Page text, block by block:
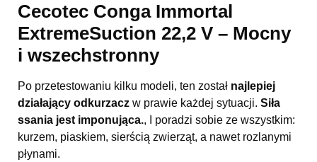
Cecotec Conga Immortal
ExtremeSuction 22,2 V – Mocny
i wszechstronny
Po przetestowaniu kilku modeli, ten został najlepiej
działający odkurzacz w prawie każdej sytuacji. Siła
ssania jest imponująca., I poradzi sobie ze wszystkim:
kurzem, piaskiem, sierścią zwierząt, a nawet rozlanymi
płynami.